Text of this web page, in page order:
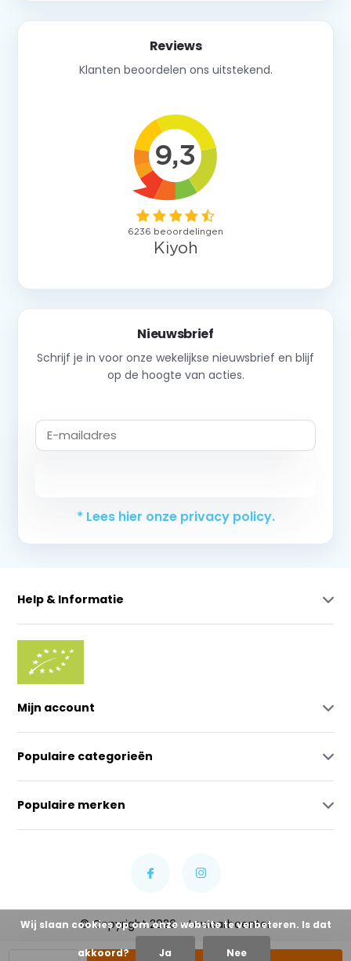
Reviews
Klanten beoordelen ons uitstekend.
Nieuwsbrief
Schrijf je in voor onze wekelijkse nieuwsbrief en blijf
op de hoogte van acties.
* Lees hier onze privacy policy.
Help & Informatie
Mijn account
Populaire categorieën
Populaire merken
© Copyright 2026 - Lowcarbcenter
Wij slaan cookies op om onze website te verbeteren. Is dat
akkoord? Ja Nee